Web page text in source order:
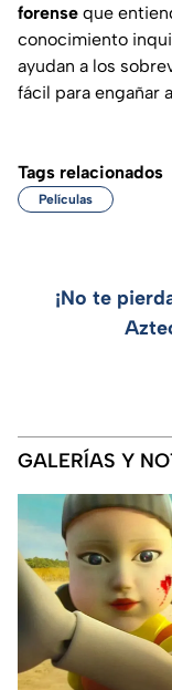
forense que
conocimiento
ayudan a los
fácil para engañar
Tags relacionados
Películas
¡No te
GALERÍAS Y